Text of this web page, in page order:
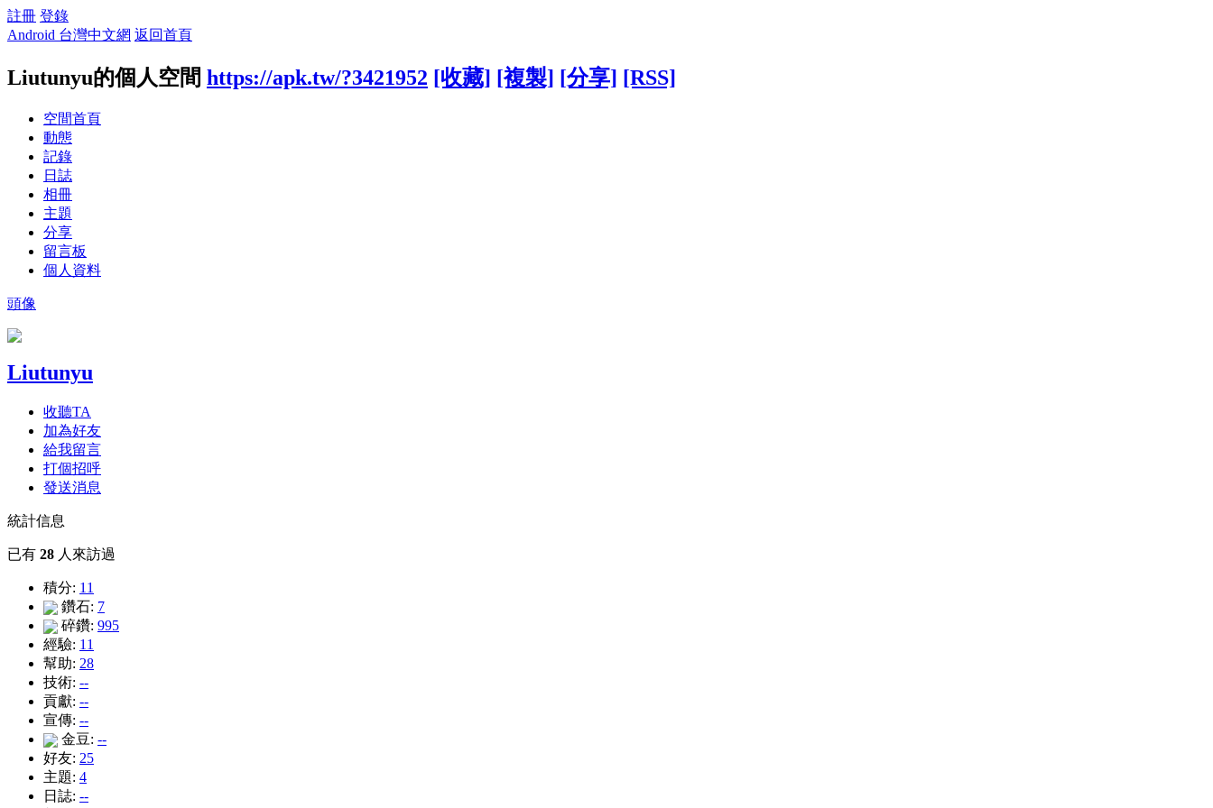
註冊 登錄
Android 台灣中文網 返回首頁
Liutunyu的個人空間 https://apk.tw/?3421952 [收藏] [複製] [分享] [RSS]
空間首頁
動態
記錄
日誌
相冊
主題
分享
留言板
個人資料
頭像
Liutunyu
收聽TA
加為好友
給我留言
打個招呼
發送消息
統計信息
已有 28 人來訪過
積分: 11
鑽石: 7
碎鑽: 995
經驗: 11
幫助: 28
技術: --
貢獻: --
宣傳: --
金豆: --
好友: 25
主題: 4
日誌: --